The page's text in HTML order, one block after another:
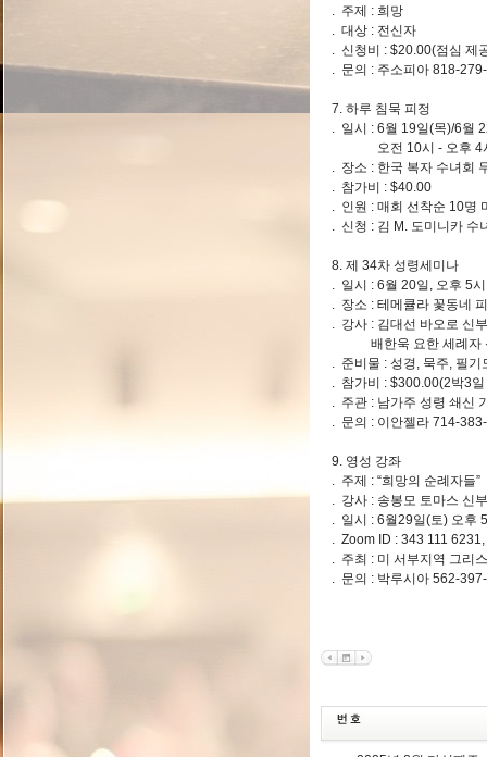
. 주제 : 희망
. 대상 : 전신자
. 신청비 : $20.00(점심 제
. 문의 : 주소피아 818-
7. 하루 침묵 피정
. 일시 : 6월 19일(목)/6월
오전 10시 - 오후 4시
. 장소 : 한국 복자 수녀
. 참가비 : $40.00
. 인원 : 매회 선착순 10명
. 신청 : 김 M. 도미니카 수
8. 제 34차 성령세미나
. 일시 : 6월 20일, 오후 5
. 장소 : 테메큘라 꽃동네
. 강사 : 김대선 바오로 신
배한욱 요한 세례자 신
. 준비물 : 성경, 묵주, 필기
. 참가비 : $300.00(2박3
. 주관 : 남가주 성령 쇄신
. 문의 : 이안젤라 714-
9. 영성 강좌
. 주제 : “희망의 순례자들”
. 강사 : 송봉모 토마스 신
. 일시 : 6월29일(토) 오후
. Zoom ID : 343 111 6231,
. 주최 : 미 서부지역 그리
. 문의 : 박루시아 562-